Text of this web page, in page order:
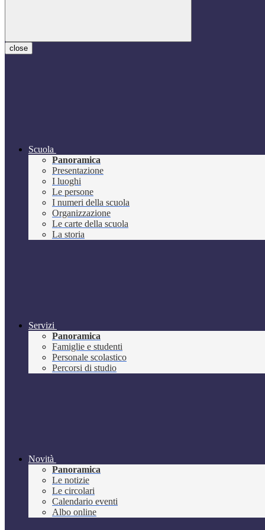
close
Scuola
Panoramica
Presentazione
I luoghi
Le persone
I numeri della scuola
Organizzazione
Le carte della scuola
La storia
Servizi
Panoramica
Famiglie e studenti
Personale scolastico
Percorsi di studio
Novità
Panoramica
Le notizie
Le circolari
Calendario eventi
Albo online